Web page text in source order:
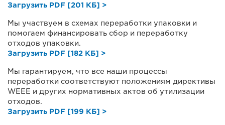
Загрузить PDF [201 КБ] >
Мы участвуем в схемах переработки упаковки и
помогаем финансировать сбор и переработку
отходов упаковки.
Загрузить PDF [182 КБ] >
Мы гарантируем, что все наши процессы
переработки соответствуют положениям директивы
WEEE и других нормативных актов об утилизации
отходов.
Загрузить PDF [199 КБ] >